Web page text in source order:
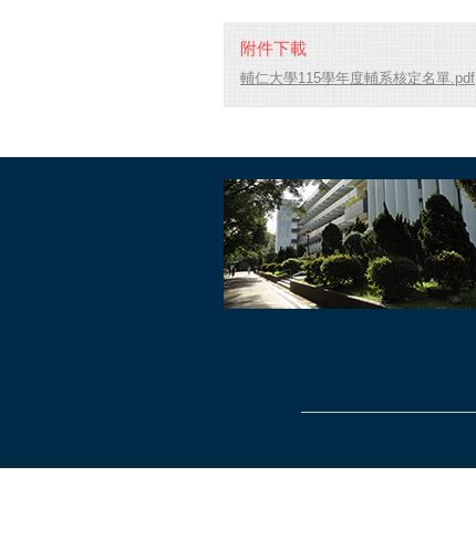
附件下載
輔仁大學115學年度輔系核定名單.pdf